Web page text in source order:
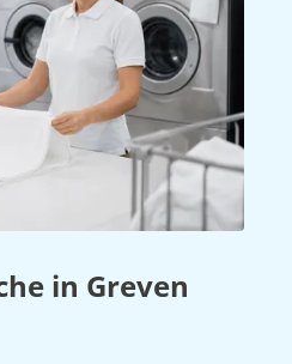
in Greven